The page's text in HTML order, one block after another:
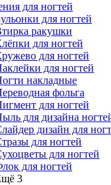
для ногтей
для ногтей
ракушки
для ногтей
для ногтей
для ногтей
накладные
фольга
для ногтей
для дизайна
дизайн для
для ногтей
для ногтей
для ногтей
3